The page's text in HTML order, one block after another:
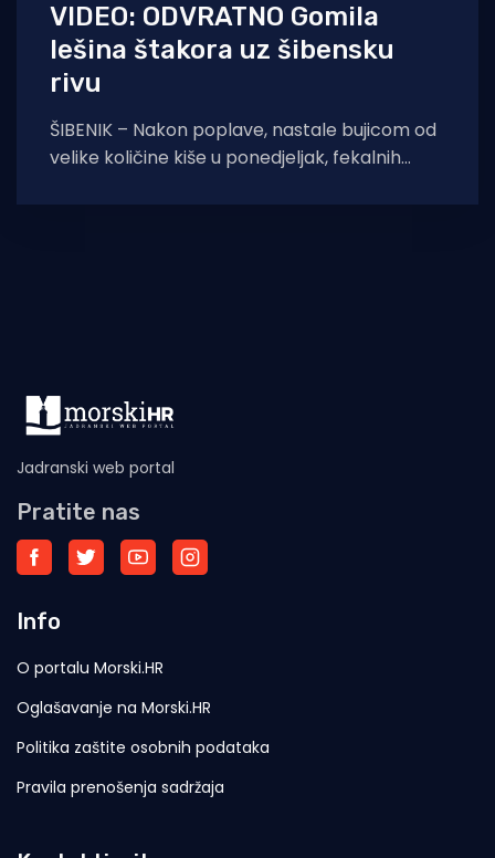
VIDEO: ODVRATNO Gomila
lešina štakora uz šibensku
rivu
ŠIBENIK – Nakon poplave, nastale bujicom od
velike količine kiše u ponedjeljak, fekalnih
razdvojene od
Jadranski web portal
Pratite nas
Info
O portalu Morski.HR
Oglašavanje na Morski.HR
Politika zaštite osobnih podataka
Pravila prenošenja sadržaja